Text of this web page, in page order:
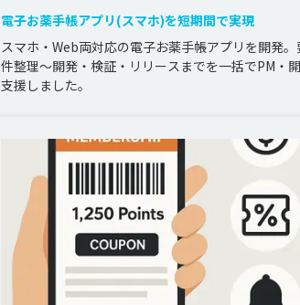
電子お薬手帳アプリ(スマホ)を短期間で実現
スマホ・Web両対応の電子お薬手帳アプリを開発。
件整理〜開発・検証・リリースまでを一括でPM・
支援しました。